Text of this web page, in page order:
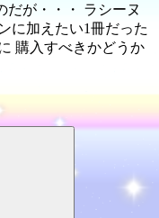
だが・・・ ラシーヌ
に加えたい1冊だった
購入すべきかどうか